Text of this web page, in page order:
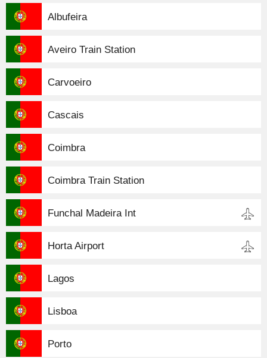
Albufeira
Aveiro Train Station
Carvoeiro
Cascais
Coimbra
Coimbra Train Station
Funchal Madeira Int
Horta Airport
Lagos
Lisboa
Porto